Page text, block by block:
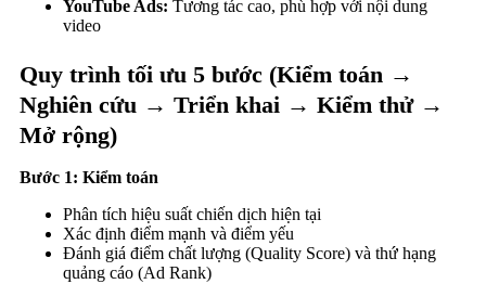
YouTube Ads: Tương tác cao, phù hợp với nội dung
video
Quy trình tối ưu 5 bước (Kiểm toán →
Nghiên cứu → Triển khai → Kiểm thử →
Mở rộng)
Bước 1: Kiểm toán
Phân tích hiệu suất chiến dịch hiện tại
Xác định điểm mạnh và điểm yếu
Đánh giá điểm chất lượng (Quality Score) và thứ hạng
quảng cáo (Ad Rank)